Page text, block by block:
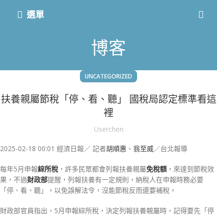
選單
博客
UNCATEGORIZED
扶養親屬節稅「停、看、聽」 國稅局認定標準看這
裡
Userchen
2025-02-18 00:01 經濟日報／ 記者胡順惠 、 翁至威／台北報導
每年5月申報綜所稅 ，許多民眾都會列報扶養親屬免稅額 ，來達到節稅效
果，不過財政部提醒，列報扶養有一定規則，納稅人在申報時務必要
「停、看、聽」，以免誤解法令，沒能節稅反而還要補稅。
財政部官員指出，5月申報綜所稅，決定列報扶養親屬時，記得要先「停